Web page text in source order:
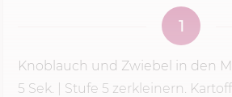
noch in groben Brocken im Topf
Schritten bekomme ich ein
1
Knoblauch und Zwiebel in den
5 Sek.
Stufe 5 zerkleinern.